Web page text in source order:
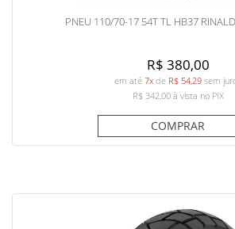
PNEU 110/70-17 54T TL HB37
R$ 380,00
em até 7x de R$ 54,29 sem
R$ 342,00à vista no PIX
COMPRAR